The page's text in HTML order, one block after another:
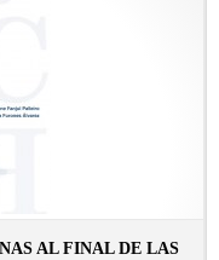
AL FINAL DE LAS